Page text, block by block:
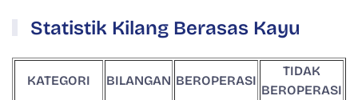
Statistik Kilang Berasas Kayu
KATEGORI BILANGAN BEROPERASI
TIDAK
BEROPERASI